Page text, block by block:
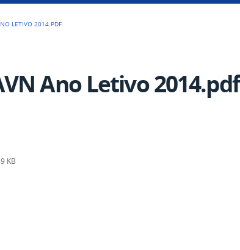
LETIVO 2014.PDF
Ano Letivo 2014.pdf
KB